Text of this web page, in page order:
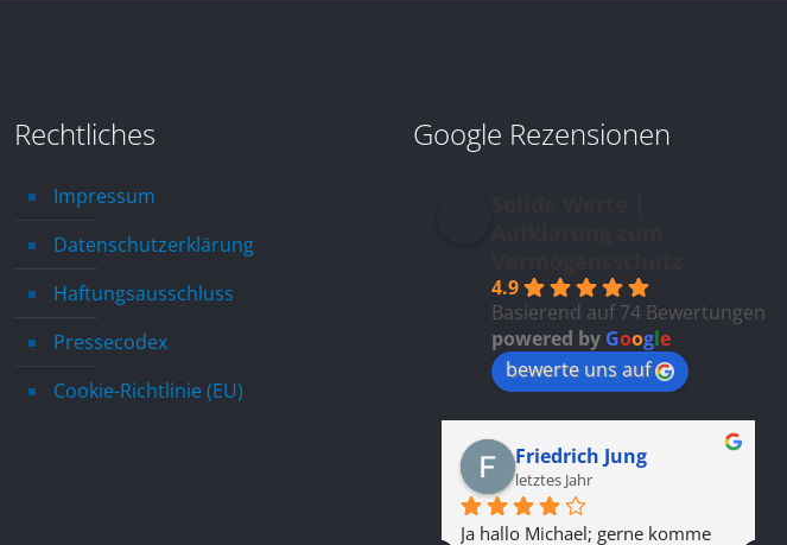
Rechtliches
Impressum
Datenschutzerklärung
Haftungsausschluss
Pressecodex
Cookie-Richtlinie (EU)
Google Rezensionen
4.9
Basierend auf 74 Bewertungen
powered by Google
bewerte uns auf
Friedrich Jung
letztes Jahr
Ja hallo Michael; gerne komme